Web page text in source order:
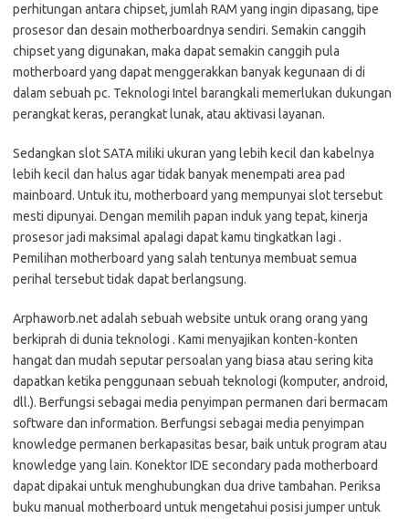
perhitungan antara chipset, jumlah RAM yang ingin dipasang, tipe
prosesor dan desain motherboardnya sendiri. Semakin canggih
chipset yang digunakan, maka dapat semakin canggih pula
motherboard yang dapat menggerakkan banyak kegunaan di di
dalam sebuah pc. Teknologi Intel barangkali memerlukan dukungan
perangkat keras, perangkat lunak, atau aktivasi layanan.
Sedangkan slot SATA miliki ukuran yang lebih kecil dan kabelnya
lebih kecil dan halus agar tidak banyak menempati area pad
mainboard. Untuk itu, motherboard yang mempunyai slot tersebut
mesti dipunyai. Dengan memilih papan induk yang tepat, kinerja
prosesor jadi maksimal apalagi dapat kamu tingkatkan lagi .
Pemilihan motherboard yang salah tentunya membuat semua
perihal tersebut tidak dapat berlangsung.
Arphaworb.net adalah sebuah website untuk orang orang yang
berkiprah di dunia teknologi . Kami menyajikan konten-konten
hangat dan mudah seputar persoalan yang biasa atau sering kita
dapatkan ketika penggunaan sebuah teknologi (komputer, android,
dll.). Berfungsi sebagai media penyimpan permanen dari bermacam
software dan information. Berfungsi sebagai media penyimpan
knowledge permanen berkapasitas besar, baik untuk program atau
knowledge yang lain. Konektor IDE secondary pada motherboard
dapat dipakai untuk menghubungkan dua drive tambahan. Periksa
buku manual motherboard untuk mengetahui posisi jumper untuk